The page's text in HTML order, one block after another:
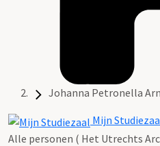
Johanna Petronella
Mijn
Alle personen ( Het Utrechts